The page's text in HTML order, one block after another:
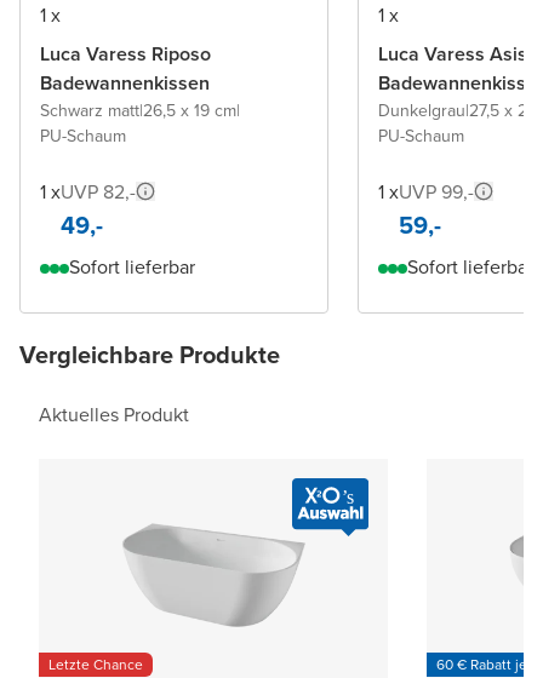
1 x
Luca Varess Riposo
Badewannenkissen
Schwarz matt|26,5 x 19 cm|
PU-Schaum
1 xUVP 82,-
49,-
Sofort lieferbar
1 x
Luca Varess Asista
Dunkelgrau|27,5 x
PU-Schaum
1 xUVP 99,-
59,-
Sofort lieferbar
Vergleichbare Produkte
Aktuelles Produkt
Letzte Chance 60 € Rabatt je